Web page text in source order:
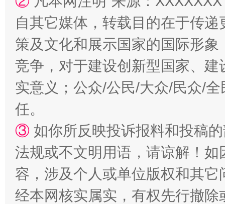
“蜀中异人”王建安的艺术幻境
自其它媒体，转载目的在于传
策及文化和展示国家的国际形
竞争，对于建设创新型国家、
实意义；公众/公民/大众/民众/
任。
③ 如你所反映投诉报料和投稿
法规或不文明用语，请谅解！
容，涉及个人或单位版权和其它
经本网核实属实，有权先行撤